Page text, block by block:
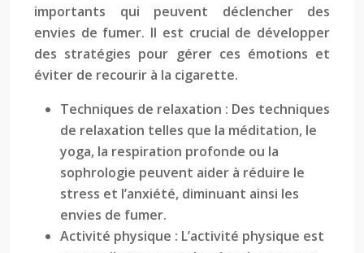
importants qui peuvent déclencher des
envies de fumer. Il est crucial de développer
des stratégies pour gérer ces émotions et
éviter de recourir à la cigarette.
Techniques de relaxation : Des techniques
de relaxation telles que la méditation, le
yoga, la respiration profonde ou la
sophrologie peuvent aider à réduire le
stress et l’anxiété, diminuant ainsi les
envies de fumer.
Activité physique : L’activité physique est